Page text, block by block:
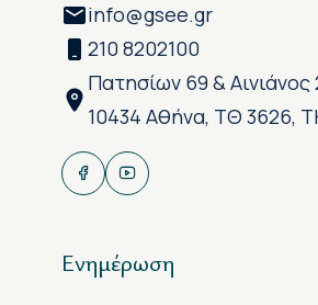
info@gsee.gr
210 8202100
Πατησίων 69 & Αινιάνος
10434 Αθήνα, ΤΘ 3626,
Ενημέρωση